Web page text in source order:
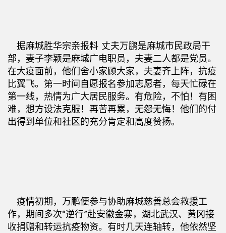
据麻城胜华宗亲报料 丈夫万鹏是麻城市民政局干
部，妻子李颖是麻城广电职员，夫妻二人都是党员。
在大疫面前，他们舍小家顾大家，夫妻齐上阵，抗疫
比翼飞。第一时间自愿报名参加志愿者，每天忙碌在
第一线，热情为广大居民服务。有危险，不怕！有困
难，想方设法克服！再苦再累，无怨无悔！他们的付
出得到单位和社区的充分肯定和高度赞扬。
疫情初期，万鹏便参与协助麻城慈善总会救援工
作，期间多次“逆行”赴安徽金寨，湖北武汉、黄冈接
收捐赠和转运抗疫物资。有时几天连轴转，他依然坚